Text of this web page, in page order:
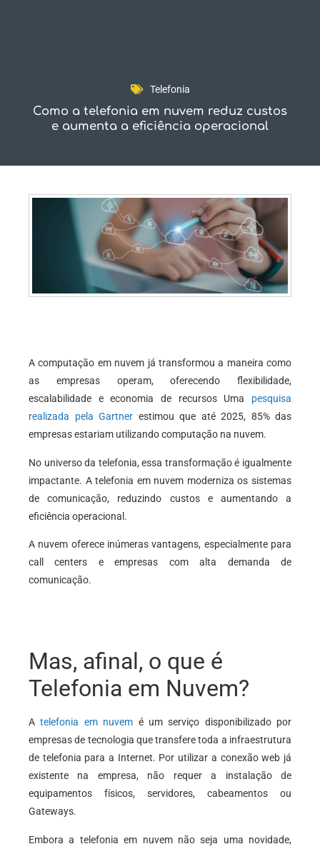
Telefonia
Como a telefonia em nuvem reduz custos
e aumenta a eficiência operacional
A computação em nuvem já transformou a maneira como
as empresas operam, oferecendo flexibilidade,
escalabilidade e economia de recursos Uma
pesquisa
realizada pela Gartner estimou que até 2025, 85% das
empresas estariam utilizando computação na nuvem.
No universo da telefonia, essa transformação é igualmente
impactante. A telefonia em nuvem moderniza os sistemas
de comunicação, reduzindo custos e aumentando a
eficiência operacional.
A nuvem oferece inúmeras vantagens, especialmente para
call centers e empresas com alta demanda de
comunicação.
Mas, afinal, o que é
Telefonia em Nuvem?
Atelefonia em nuvem é um serviço disponibilizado por
empresas de tecnologia que transfere toda a infraestrutura
de telefonia para a Internet. Por utilizar a conexão web já
existente na empresa, não requer a instalação de
equipamentos físicos, servidores, cabeamentos ou
Gateways.
Embora a telefonia em nuvem não seja uma novidade,